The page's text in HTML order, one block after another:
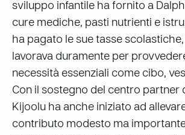
sviluppo infantile ha fornito a
cure mediche, pasti nutrienti e
ha pagato le sue tasse
lavorava duramente per
necessità essenziali come cibo,
Con il sostegno del centro partner
Kijoolu ha anche iniziato ad
contributo modesto ma importante